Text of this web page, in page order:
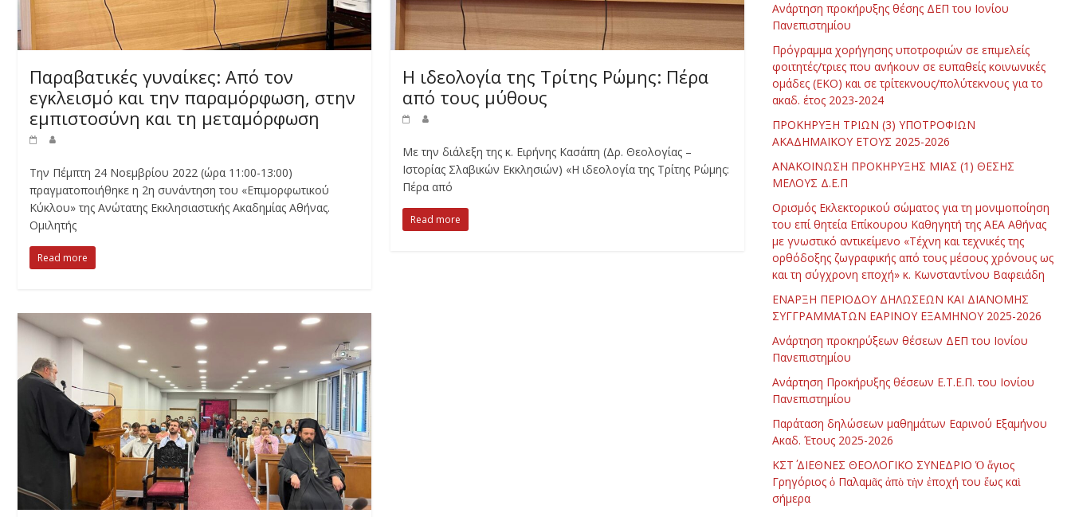
Παραβατικές γυναίκες: Από τον
εγκλεισμό και την παραμόρφωση, στην
εμπιστοσύνη και τη μεταμόρφωση
Την Πέμπτη 24 Νοεμβρίου 2022 (ώρα 11:00-13:00)
πραγματοποιήθηκε η 2η συνάντηση του «Επιμορφωτικού
Κύκλου» της Ανώτατης Εκκλησιαστικής Ακαδημίας Αθήνας.
Ομιλητής
Read more
Η ιδεολογία της Τρίτης Ρώμης: Πέρα
από τους μύθους
Με την διάλεξη της κ. Ειρήνης Κασάπη (Δρ. Θεολογίας –
Ιστορίας Σλαβικών Εκκλησιών) «Η ιδεολογία της Τρίτης Ρώμης:
Πέρα από
Read more
Ανάρτηση προκήρυξης θέσης ΔΕΠ του Ιονίου
Πανεπιστημίου
Πρόγραμμα χορήγησης υποτροφιών σε επιμελείς
φοιτητές/τριες που ανήκουν σε ευπαθείς κοινωνικές
ομάδες (ΕΚΟ) και σε τρίτεκνους/πολύτεκνους για το
ακαδ. έτος 2023-2024
ΠΡΟΚΗΡΥΞΗ ΤΡΙΩΝ (3) ΥΠΟΤΡΟΦΙΩΝ
ΑΚΑΔΗΜΑΪΚΟΥ ΕΤΟΥΣ 2025-2026
ΑΝΑΚΟΙΝΩΣΗ ΠΡΟΚΗΡΥΞΗΣ ΜΙΑΣ (1) ΘΕΣΗΣ
ΜΕΛΟΥΣ Δ.Ε.Π
Ορισμός Εκλεκτορικού σώματος για τη μονιμοποίηση
του επί θητεία Επίκουρου Καθηγητή της ΑΕΑ Αθήνας
με γνωστικό αντικείμενο «Τέχνη και τεχνικές της
ορθόδοξης ζωγραφικής από τους μέσους χρόνους ως
και τη σύγχρονη εποχή» κ. Κωνσταντίνου Βαφειάδη
ΕΝΑΡΞΗ ΠΕΡΙΟΔΟΥ ΔΗΛΩΣΕΩΝ ΚΑΙ ΔΙΑΝΟΜΗΣ
ΣΥΓΓΡΑΜΜΑΤΩΝ ΕΑΡΙΝΟΥ ΕΞΑΜΗΝΟΥ 2025-2026
Ανάρτηση προκηρύξεων θέσεων ΔΕΠ του Ιονίου
Πανεπιστημίου
Ανάρτηση Προκήρυξης θέσεων Ε.Τ.Ε.Π. του Ιονίου
Πανεπιστημίου
Παράταση δηλώσεων μαθημάτων Εαρινού Εξαμήνου
Ακαδ. Έτους 2025-2026
ΚΣΤ΄ ΔΙΕΘΝΕΣ ΘΕΟΛΟΓΙΚΟ ΣΥΝΕΔΡΙΟ Ὁ ἅγιος
Γρηγόριος ὁ Παλαμᾶς ἀπὸ τὴν ἐποχή του ἕως καὶ
σήμερα